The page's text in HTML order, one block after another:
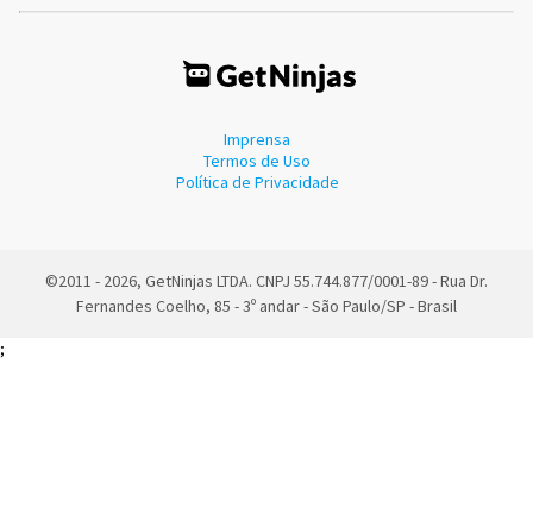
Imprensa
Termos de Uso
Política de Privacidade
©2011 - 2026, GetNinjas LTDA. CNPJ 55.744.877/0001-89 - Rua Dr.
Fernandes Coelho, 85 - 3º andar - São Paulo/SP - Brasil
;